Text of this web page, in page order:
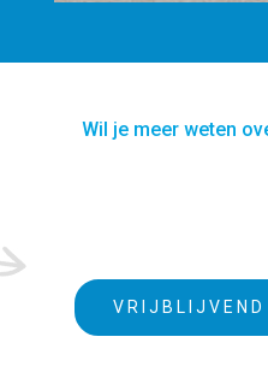
Wil je meer weten
VRIJBLIJVEND